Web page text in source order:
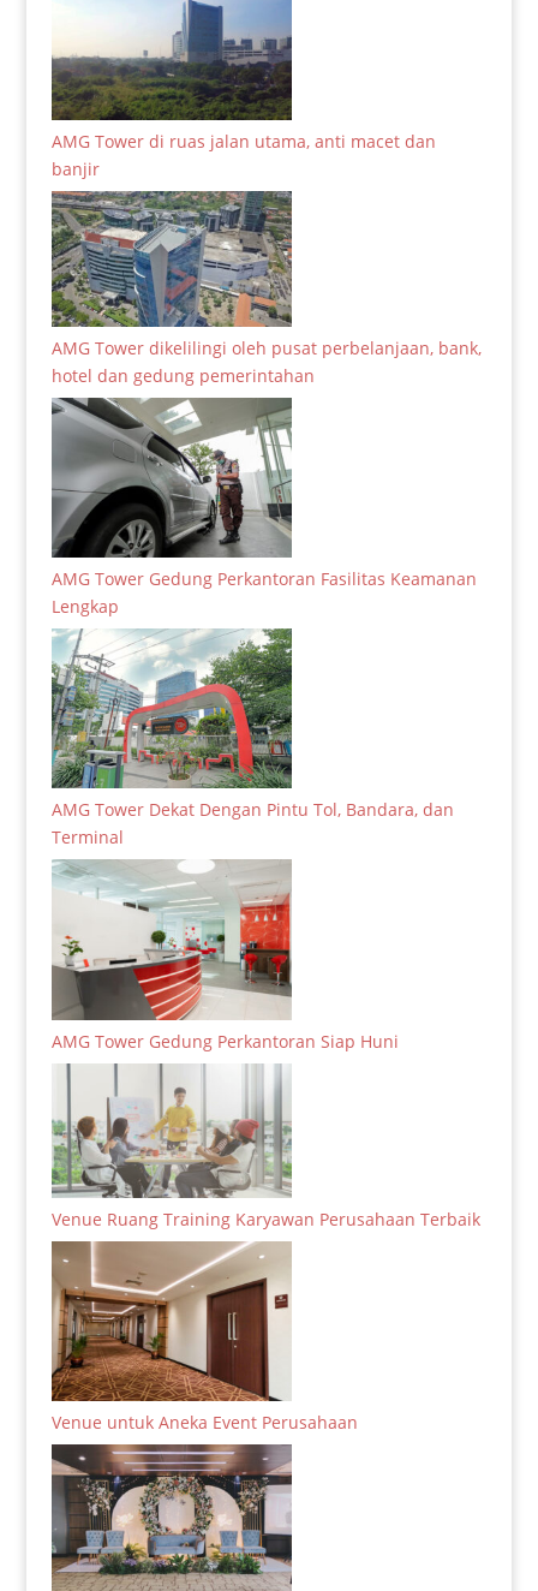
AMG Tower di ruas jalan utama, anti macet dan
banjir
AMG Tower dikelilingi oleh pusat perbelanjaan, bank,
hotel dan gedung pemerintahan
AMG Tower Gedung Perkantoran Fasilitas Keamanan
Lengkap
AMG Tower Dekat Dengan Pintu Tol, Bandara, dan
Terminal
AMG Tower Gedung Perkantoran Siap Huni
Venue Ruang Training Karyawan Perusahaan Terbaik
Venue untuk Aneka Event Perusahaan